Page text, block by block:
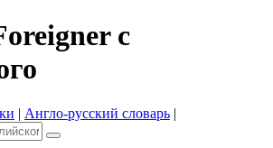
с
| Англо-русский словарь |